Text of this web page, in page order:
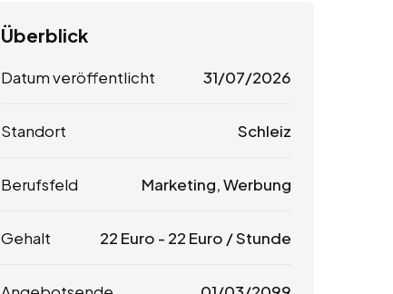
Überblick
Datum veröffentlicht 31/07/2026
Standort Schleiz
Berufsfeld Marketing, Werbung
Gehalt 22 Euro - 22 Euro / Stunde